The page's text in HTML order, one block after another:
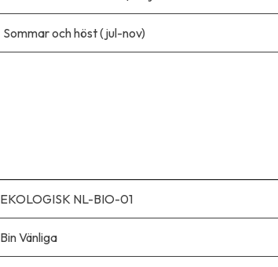
Sommar och höst (jul-nov)
EKOLOGISK NL-BIO-01
Bin Vänliga